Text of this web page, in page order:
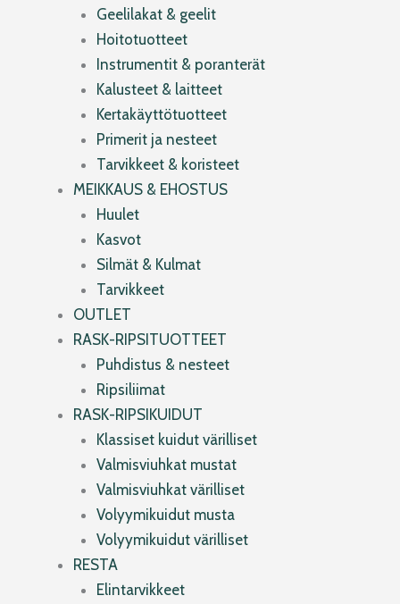
Geelilakat & geelit
Hoitotuotteet
Instrumentit & poranterät
Kalusteet & laitteet
Kertakäyttötuotteet
Primerit ja nesteet
Tarvikkeet & koristeet
MEIKKAUS & EHOSTUS
Huulet
Kasvot
Silmät & Kulmat
Tarvikkeet
OUTLET
RASK-RIPSITUOTTEET
Puhdistus & nesteet
Ripsiliimat
RASK-RIPSIKUIDUT
Klassiset kuidut värilliset
Valmisviuhkat mustat
Valmisviuhkat värilliset
Volyymikuidut musta
Volyymikuidut värilliset
RESTA
Elintarvikkeet